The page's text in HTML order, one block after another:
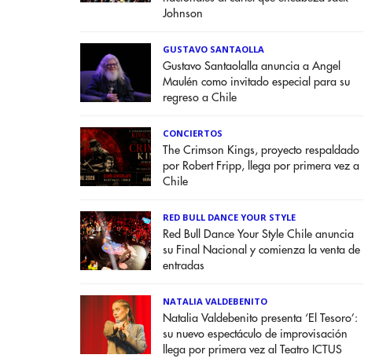
Johnson
GUSTAVO SANTAOLLA
Gustavo Santaolalla anuncia a Angel
Maulén como invitado especial para su
regreso a Chile
CONCIERTOS
The Crimson Kings, proyecto respaldado
por Robert Fripp, llega por primera vez a
Chile
RED BULL DANCE YOUR STYLE
Red Bull Dance Your Style Chile anuncia
su Final Nacional y comienza la venta de
entradas
NATALIA VALDEBENITO
Natalia Valdebenito presenta ‘El Tesoro’:
su nuevo espectáculo de improvisación
llega por primera vez al Teatro ICTUS